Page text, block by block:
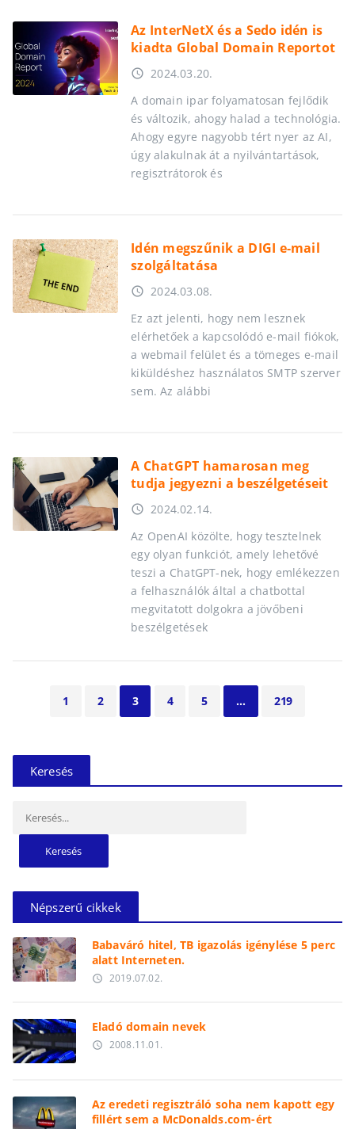
Az InterNetX és a Sedo idén is
kiadta Global Domain Reportot
access_time 2024.03.20.
A domain ipar folyamatosan fejlődik
és változik, ahogy halad a technológia.
Ahogy egyre nagyobb tért nyer az AI,
úgy alakulnak át a nyilvántartások,
regisztrátorok és
Idén megszűnik a DIGI e-mail
szolgáltatása
access_time 2024.03.08.
Ez azt jelenti, hogy nem lesznek
elérhetőek a kapcsolódó e-mail fiókok,
a webmail felület és a tömeges e-mail
kiküldéshez használatos SMTP szerver
sem. Az alábbi
A ChatGPT hamarosan meg
tudja jegyezni a beszélgetéseit
access_time 2024.02.14.
Az OpenAI közölte, hogy tesztelnek
egy olyan funkciót, amely lehetővé
teszi a ChatGPT-nek, hogy emlékezzen
a felhasználók által a chatbottal
megvitatott dolgokra a jövőbeni
beszélgetések
1 2 3 4 5 … 219
Keresés
Népszerű cikkek
Babaváró hitel, TB igazolás igénylése 5 perc
alatt Interneten.
access_time 2019.07.02.
Eladó domain nevek
access_time 2008.11.01.
Az eredeti regisztráló soha nem kapott egy
fillért sem a McDonalds.com-ért